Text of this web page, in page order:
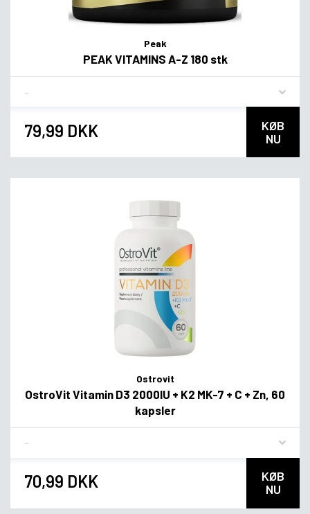
Peak
PEAK VITAMINS A-Z 180 stk
79,99 DKK
KØB
NU
Ostrovit
OstroVit Vitamin D3 2000IU + K2 MK-7 + C + Zn, 60
kapsler
70,99 DKK
KØB
NU